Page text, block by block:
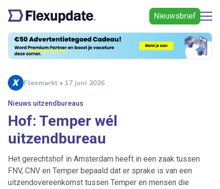
Nieuwsbrief
Flexmarkt • 17 juni 2026
Nieuws uitzendbureaus
Hof: Temper wél
uitzendbureau
Het gerechtshof in Amsterdam heeft in een zaak tussen
FNV, CNV en Temper bepaald dat er sprake is van een
uitzendovereenkomst tussen Temper en mensen die